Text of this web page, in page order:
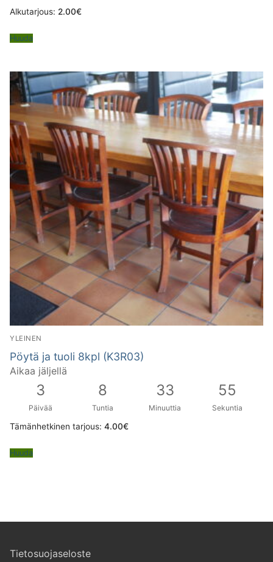
Alkutarjous: 2.00€
Huuda
YLEINEN
Pöytä ja tuoli 8kpl (K3R03)
Aikaa jäljellä
3
Päivää
8
Tuntia
33
Minuuttia
55
Sekuntia
Tämänhetkinen tarjous: 4.00€
Huuda
Tietosuojaseloste